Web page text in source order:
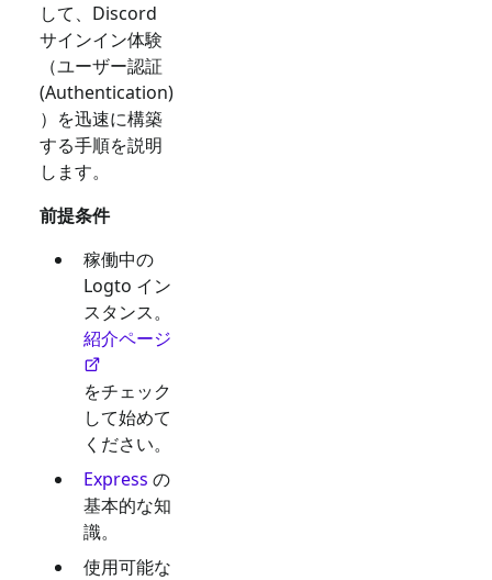
して、 Discord
サインイン体験
（ユーザー認証
(Authentication)
）を迅速に構築
する手順を説明
します。
前提条件
稼働中の
Logto イン
スタンス。
紹介ページ
をチェック
して始めて
ください。
Express の
基本的な知
識。
使用可能な